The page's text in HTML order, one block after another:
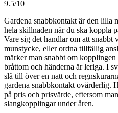
9.5/10
Gardena snabbkontakt är den lilla
hela skillnaden när du ska koppla
Vare sig det handlar om att snabbt
munstycke, eller ordna tillfällig
märker man snabbt om
bråttom och händerna är leriga. I
slå till över en natt och
gardena snabbkontakt ovärderlig.
på pris och prisvärde, eftersom
slangkopplingar under åren.